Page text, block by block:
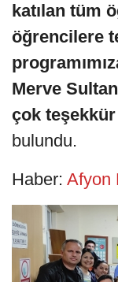
katılan tüm
öğrencilere
Merve
çok
bulundu.
Haber: Afyon